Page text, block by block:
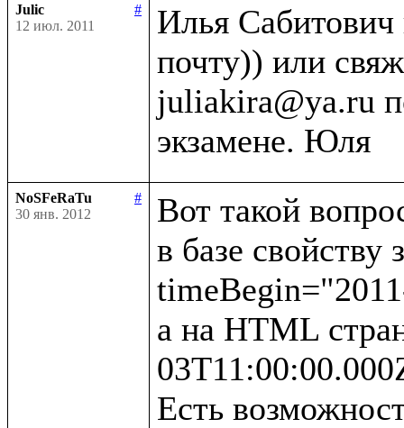
Julic
#
12 июл. 2011
Илья
почту)) или
juliakira@ya.ru
NoSFeRaTu
#
30 янв. 2012
Вот такой
в базе свойству
а на HTML
Есть